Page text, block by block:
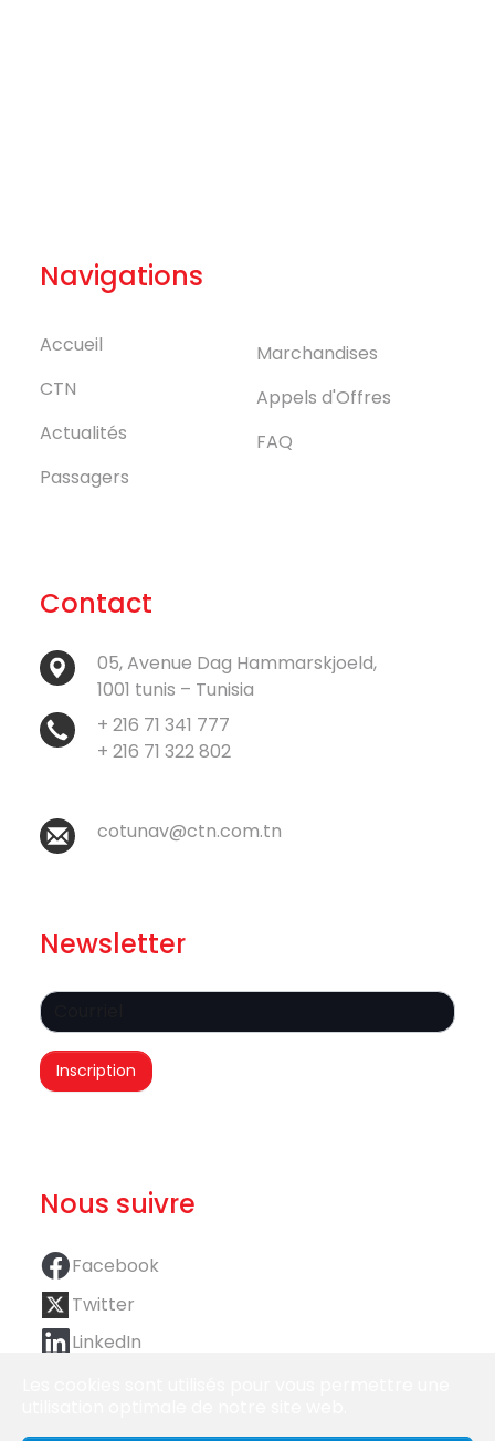
Navigations
Accueil
CTN
Actualités
Passagers
Marchandises
Appels d'Offres
FAQ
Contact
05, Avenue Dag Hammarskjoeld,
1001 tunis – Tunisia
+ 216 71 341 777
+ 216 71 322 802
cotunav@ctn.com.tn
Newsletter
Nous suivre
Facebook
Twitter
LinkedIn